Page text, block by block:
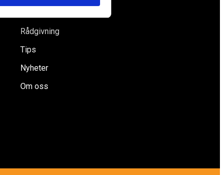
Rådgivning
Tips
Nyheter
Om oss